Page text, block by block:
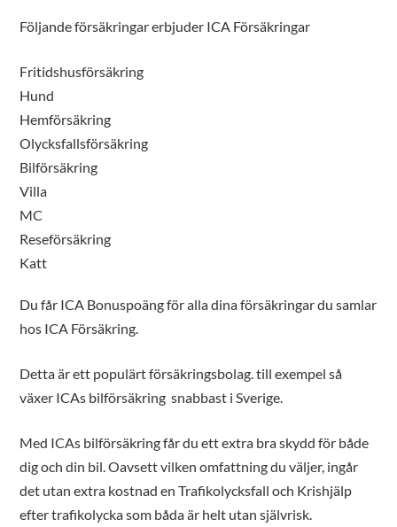
Följande försäkringar erbjuder ICA Försäkringar
Fritidshusförsäkring
Hund
Hemförsäkring
Olycksfallsförsäkring
Bilförsäkring
Villa
MC
Reseförsäkring
Katt
Du får ICA Bonuspoäng för alla dina försäkringar du samlar
hos ICA Försäkring.
Detta är ett populärt försäkringsbolag. till exempel så
växer ICAs bilförsäkring snabbast i Sverige.
Med ICAs bilförsäkring får du ett extra bra skydd för både
dig och din bil. Oavsett vilken omfattning du väljer, ingår
det utan extra kostnad en Trafikolycksfall och Krishjälp
efter trafikolycka som båda är helt utan självrisk.